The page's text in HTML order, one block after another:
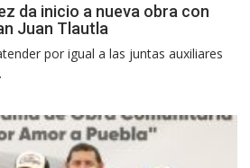
da inicio a nueva obra con
Juan Tlautla
por igual a las juntas auxiliares